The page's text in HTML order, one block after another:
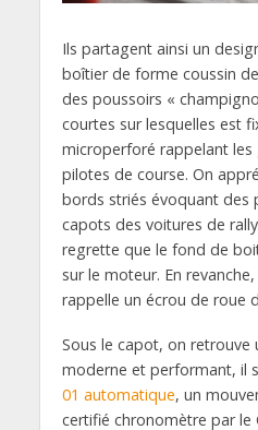
Ils partagent ainsi un
boîtier de forme coussin
des poussoirs «
courtes sur lesquelles est
microperforé rappelant les
pilotes de course. On
bords striés évoquant des
capots des voitures de
regrette que le fond de
sur le moteur. En
rappelle un écrou de roue
Sous le capot, on
moderne et performant, il
01 automatique, un
certifié chronomètre par le